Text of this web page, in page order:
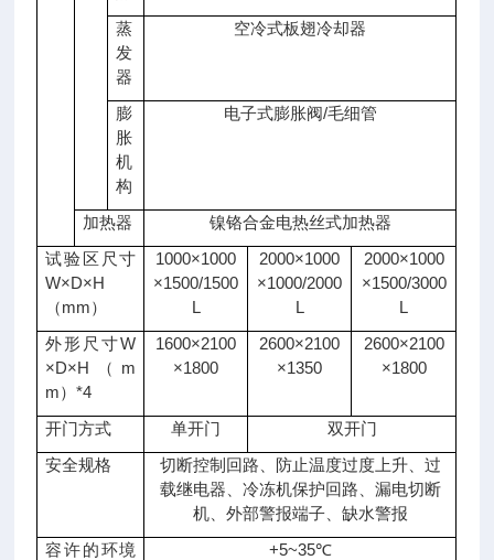
蒸
发
器
空冷式板翅冷却器
膨
胀
机
构
电子式膨胀阀/毛细管
加热器
镍铬合金电热丝式加热器
试验区尺寸
W×D×H
（mm）
1000×1000
×1500/1500
L
2000×1000
×1000/2000
L
2000×1000
×1500/3000
L
外形尺寸W
×D×H（m
m）*4
1600×2100
×1800
2600×2100
×1350
2600×2100
×1800
开门方式 单开门
双开门
安全规格
切断控制回路、防止温度过度上升、过
载继电器、冷冻机保护回路、漏电切断
机、外部警报端子、缺水警报
容许的环境
+5~35℃